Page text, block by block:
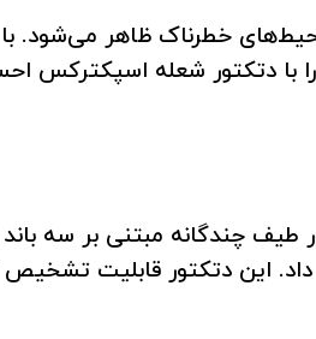
خطرناک ظاهر می‌شود. با
با دتکتور شعله اسپکترکس
این دتکتور قابلیت تشخیص